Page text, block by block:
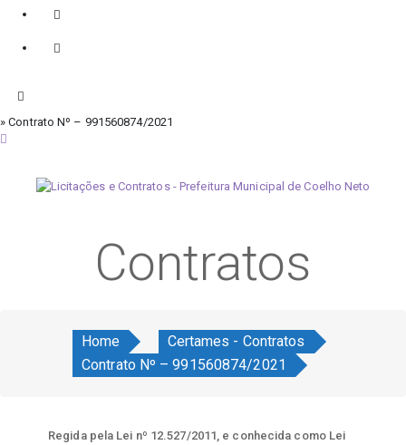
» Contrato Nº – 991560874/2021
Contratos
Home
Certames - Contratos
Contrato Nº – 991560874/2021
Regida pela Lei nº 12.527/2011, e conhecida como Lei